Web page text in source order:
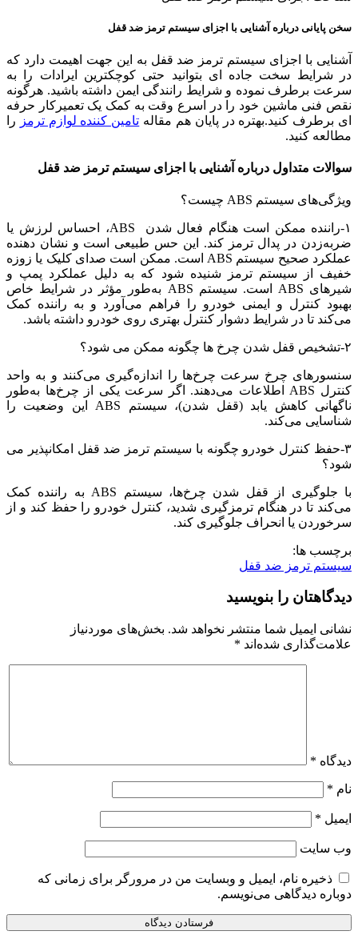
سخن پایانی درباره آشنایی با اجزای سیستم ترمز ضد قفل
آشنایی با اجزای سیستم ترمز ضد قفل به این جهت اهیمت دارد که
در شرایط سخت جاده ای بتوانید حتی کوچکترین ایرادات را به
سرعت برطرف نموده و شرایط رانندگی ایمن داشته باشید. هرگونه
نقص فنی ماشین خود را در اسرع وقت به کمک یک تعمیرکار حرفه
ای برطرف کنید.بهتره در پایان هم مقاله تامین کننده لوازم ترمز را
مطالعه کنید.
سوالات متداول درباره آشنایی با اجزای سیستم ترمز ضد قفل
ویژگی‌های سیستم ABS چیست؟
۱-راننده ممکن است هنگام فعال شدن ABS، احساس لرزش یا
ضربه‌زدن در پدال ترمز کند. این حس طبیعی است و نشان ‌دهنده
عملکرد صحیح سیستم ABS است. ممکن است صدای کلیک یا زوزه
خفیف از سیستم ترمز شنیده شود که به دلیل عملکرد پمپ و
شیرهای ABS است. سیستم ABS به‌طور مؤثر در شرایط خاص
بهبود کنترل و ایمنی خودرو را فراهم می‌آورد و به راننده کمک
می‌کند تا در شرایط دشوار کنترل بهتری روی خودرو داشته باشد.
۲-تشخیص قفل شدن چرخ ‌ها چگونه ممکن می شود؟
سنسورهای چرخ سرعت چرخ‌ها را اندازه‌گیری می‌کنند و به واحد
کنترل ABS اطلاعات می‌دهند. اگر سرعت یکی از چرخ‌ها به‌طور
ناگهانی کاهش یابد (قفل شدن)، سیستم ABS این وضعیت را
شناسایی می‌کند.
۳-حفظ کنترل خودرو چگونه با سیستم ترمز ضد قفل امکانپذیر می
شود؟
با جلوگیری از قفل شدن چرخ‌ها، سیستم ABS به راننده کمک
می‌کند تا در هنگام ترمزگیری شدید، کنترل خودرو را حفظ کند و از
سرخوردن یا انحراف جلوگیری کند.
برچسب ها:
سیستم ترمز ضد قفل
دیدگاهتان را بنویسید
نشانی ایمیل شما منتشر نخواهد شد. بخش‌های موردنیاز
علامت‌گذاری شده‌اند *
دیدگاه *
نام *
ایمیل *
وب‌ سایت
ذخیره نام، ایمیل و وبسایت من در مرورگر برای زمانی که
دوباره دیدگاهی می‌نویسم.